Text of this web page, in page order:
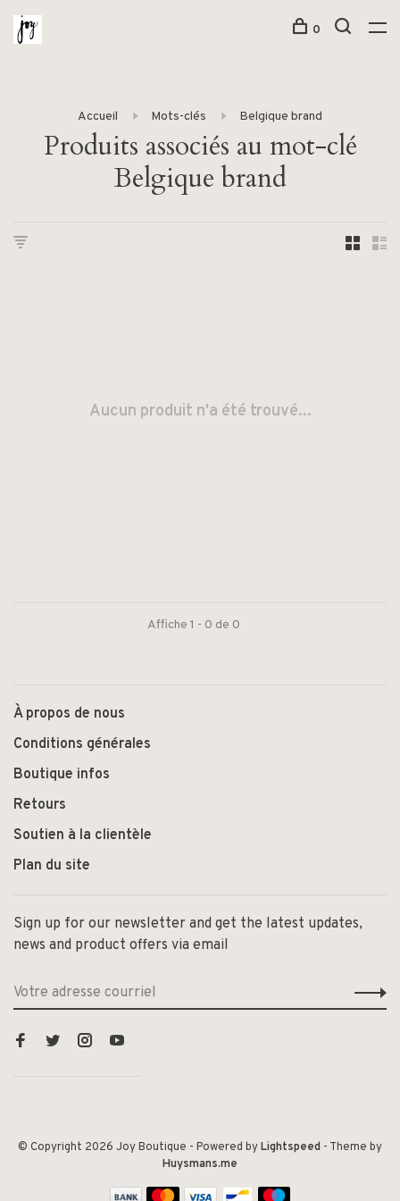
0
Accueil Mots-clés Belgique brand
Produits associés au mot-clé
Belgique brand
Aucun produit n'a été trouvé...
Affiche 1 - 0 de 0
À propos de nous
Conditions générales
Boutique infos
Retours
Soutien à la clientèle
Plan du site
Sign up for our newsletter and get the latest updates,
news and product offers via email
© Copyright 2026 Joy Boutique - Powered byLightspeed - Theme by
Huysmans.me